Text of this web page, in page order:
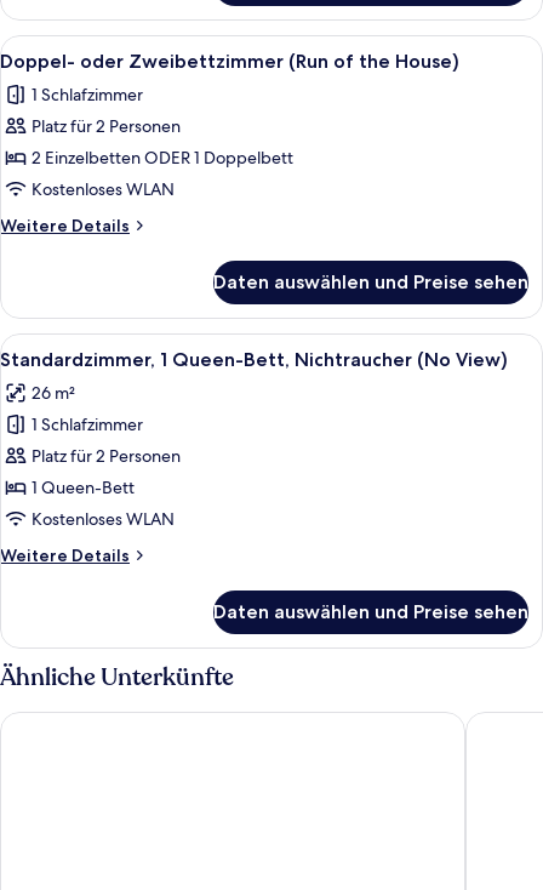
Zweibettzimmer,
2 Einzelbetten,
Nichtraucher
Alle
Fotos
für
Doppel-
oder
Zweibettzimmer
(Run
of
House)
anzeigen
Ein modernes Hotel mit mehreren
5
Doppel- oder Zweibettzimmer (Run of the House)
1 Schlafzimmer
Platz für 2 Personen
2 Einzelbetten ODER 1 Doppelbett
Kostenloses WLAN
Weitere Details
Weitere
oder
Zweibettzimmer
(Run
the
House)
Daten auswählen und Preise sehen
Alle
Fotos
für
Standardzimmer,
1
Queen-
Bett,
(No
Ein Hotelzimmer mit einem Bett,
4
Standardzimmer, 1 Queen-Bett, Nichtraucher (No View)
26 m²
1 Schlafzimmer
Platz für 2 Personen
1 Queen-Bett
Kostenloses WLAN
Weitere Details
Weitere
1
Queen-
Bett,
(No
Daten auswählen und Preise sehen
Ähnliche Unterkünfte
Hotel Vischio Kyoto by GRANVIA JR